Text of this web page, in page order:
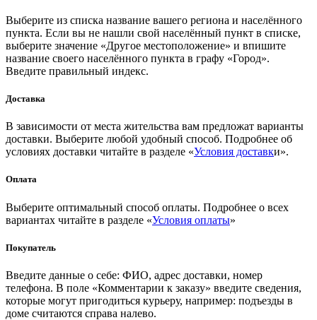
Выберите из списка название вашего региона и населённого
пункта. Если вы не нашли свой населённый пункт в списке,
выберите значение «Другое местоположение» и впишите
название своего населённого пункта в графу «Город».
Введите правильный индекс.
Доставка
В зависимости от места жительства вам предложат варианты
доставки. Выберите любой удобный способ. Подробнее об
условиях доставки читайте в разделе «Условия доставки».
Оплата
Выберите оптимальный способ оплаты. Подробнее о всех
вариантах читайте в разделе «Условия оплаты»
Покупатель
Введите данные о себе: ФИО, адрес доставки, номер
телефона. В поле «Комментарии к заказу» введите сведения,
которые могут пригодиться курьеру, например: подъезды в
доме считаются справа налево.